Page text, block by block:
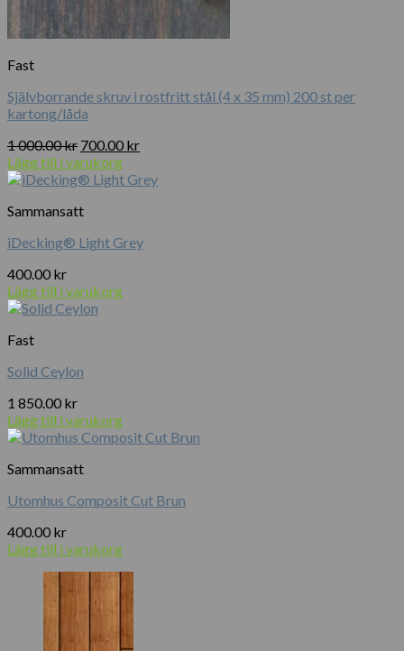
Fast
Självborrande skruv i rostfritt stål (4 x 35 mm) 200 st per
kartong/låda
1 000.00kr Det
ursprungliga
priset
1
700.00 krDet
priset
Lägg till i varukorg
Sammansatt
iDecking® Light Grey
400.00 kr
Lägg till i varukorg
Fast
Solid Ceylon
1 850.00 kr
Lägg till i varukorg
Sammansatt
Utomhus Composit Cut Brun
400.00 kr
Lägg till i varukorg